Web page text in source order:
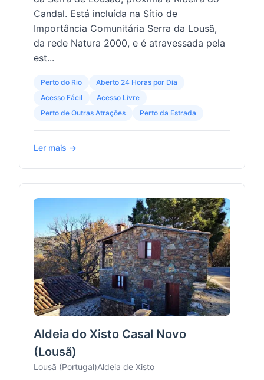
Candal. Está incluída na Sítio de
Importância Comunitária Serra da Lousã,
da rede Natura 2000, e é atravessada pela
est...
Perto do Rio
Aberto 24 Horas por Dia
Acesso Fácil
Acesso Livre
Perto de Outras Atrações
Perto da Estrada
Ler mais →
Aldeia do Xisto Casal Novo
(Lousã)
Lousã (Portugal)Aldeia de Xisto